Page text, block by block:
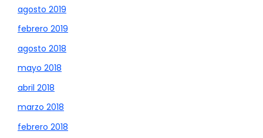
agosto 2019
febrero 2019
agosto 2018
mayo 2018
abril 2018
marzo 2018
febrero 2018